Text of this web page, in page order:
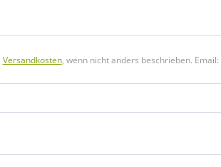
Versandkosten, wenn nicht anders beschrieben. Email: